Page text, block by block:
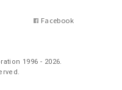
Facebook
1996 - 2026.